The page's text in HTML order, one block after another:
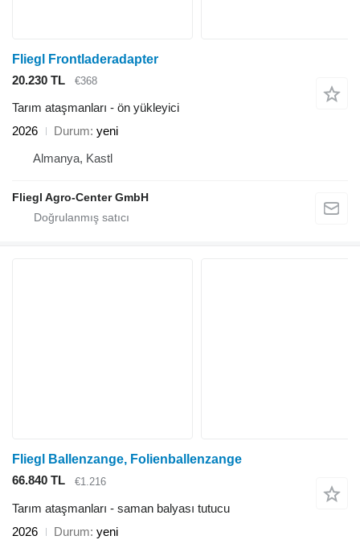
Fliegl Frontladeradapter
20.230 TL
€368
Tarım ataşmanları - ön yükleyici
2026
Durum yeni
Almanya, Kastl
Fliegl Agro-Center GmbH
Fliegl Ballenzange, Folienballenzange
66.840 TL
€1.216
Tarım ataşmanları - saman balyası tutucu
2026
Durum yeni